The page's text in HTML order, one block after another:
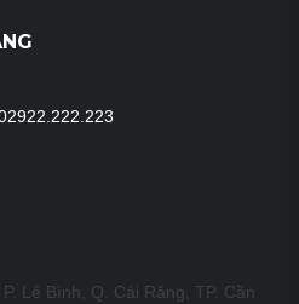
Lê Bình, Q. Cái Răng, TP. Cần